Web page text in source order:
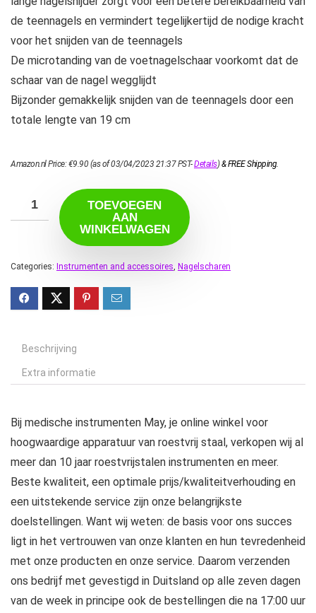
de teennagels en vermindert tegelijkertijd de nodige kracht
voor het snijden van de teennagels
De microtanding van de voetnagelschaar voorkomt dat de
schaar van de nagel wegglijdt
Bijzonder gemakkelijk snijden van de teennagels door een
totale lengte van 19 cm
Amazon.nl Price:€9.90(as of 03/04/2023 21:37 PST-Details)&FREE Shipping.
TOEVOEGEN
AAN
WINKELWAGEN
Categories: Instrumenten and accessoires, Nagelscharen
Beschrijving
Extra informatie
Bij medische instrumenten May, je online winkel voor
hoogwaardige apparatuur van roestvrij staal, verkopen wij al
meer dan 10 jaar roestvrijstalen instrumenten en meer.
Beste kwaliteit, een optimale prijs/kwaliteitverhouding en
een uitstekende service zijn onze belangrijkste
doelstellingen. Want wij weten: de basis voor ons succes
ligt in het vertrouwen van onze klanten en hun tevredenheid
met onze producten en onze service. Daarom verzenden
ons bedrijf met gevestigd in Duitsland op alle zeven dagen
van de week in principe ook de bestellingen die na 17:00 uur